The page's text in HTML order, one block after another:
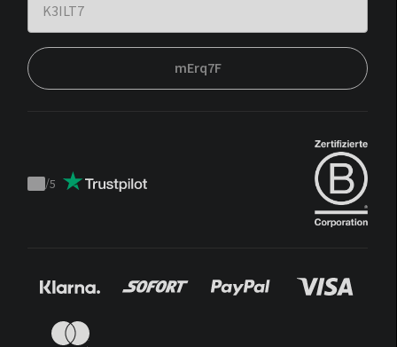
mErq7F
Trustpilot
/5